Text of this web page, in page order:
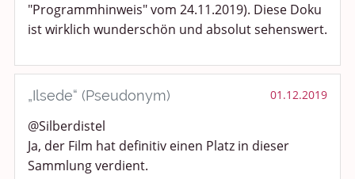
"Programmhinweis" vom 24.11.2019). Diese Doku
ist wirklich wunderschön und absolut sehenswert.
„Ilsede“ (Pseudonym) 01.12.2019
@Silberdistel
Ja, der Film hat definitiv einen Platz in dieser
Sammlung verdient.